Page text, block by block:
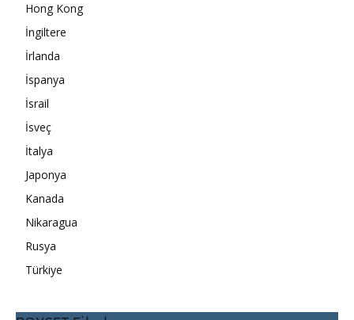
Hong Kong
İngiltere
İrlanda
İspanya
İsrail
İsveç
İtalya
Japonya
Kanada
Nikaragua
Rusya
Türkiye